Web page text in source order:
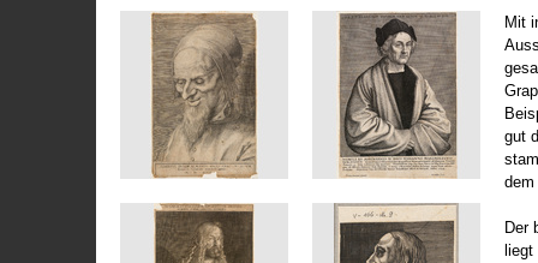
Mit
gut
dem
Der